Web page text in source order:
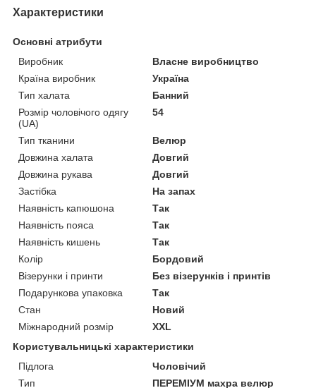
Характеристики
Основні атрибути
Виробник
Власне виробництво
Країна виробник
Україна
Тип халата
Банний
Розмір чоловічого одягу
(UA)
54
Тип тканини
Велюр
Довжина халата
Довгий
Довжина рукава
Довгий
Застібка
На запах
Наявність капюшона
Так
Наявність пояса
Так
Наявність кишень
Так
Колір
Бордовий
Візерунки і принти
Без візерунків і принтів
Подарункова упаковка
Так
Стан
Новий
Міжнародний розмір
XXL
Користувальницькі характеристики
Підлога
Чоловічий
Тип
ПЕРЕМІУМ махра велюр